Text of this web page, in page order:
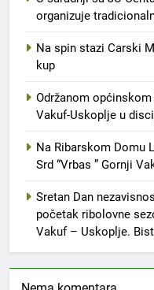
organizuje
Na spin stazi Carski
kup
Održanom općinskom
Vakuf-Uskoplje u
Na Ribarskom Domu
Srd “Vrbas ” Gornji
Sretan Dan
početak ribolovne
Vakuf – Uskoplje.